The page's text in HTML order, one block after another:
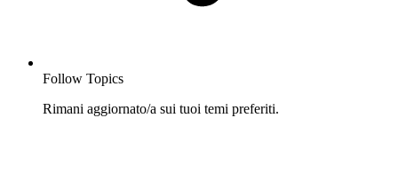
Follow Topics
Rimani aggiornato/a sui tuoi temi preferiti.